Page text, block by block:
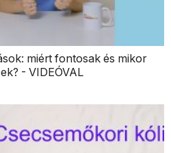
miért fontosak és mikor
- VIDEÓVAL